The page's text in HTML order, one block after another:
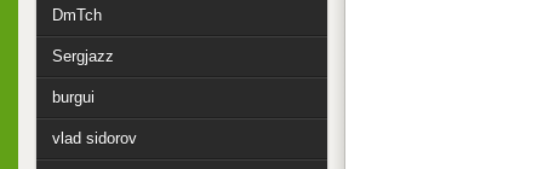
DmTch
Sergjazz
burgui
vlad sidorov